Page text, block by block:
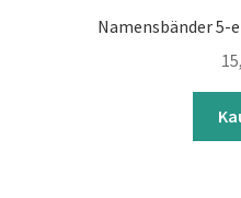
Namensbänder 5-